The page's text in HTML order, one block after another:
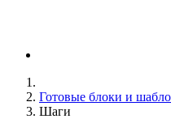
Готовые блоки и
Шаги